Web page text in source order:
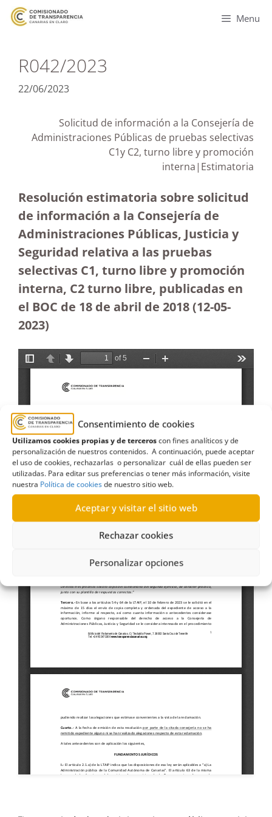
Consentimiento de cookies
Utilizamos cookies propias y de terceroscon fines analíticos y de
personalización de nuestros contenidos. A continuación, puede aceptar
el uso de cookies, rechazarlas o personalizar cuál de ellas pueden ser
utilizadas. Para editar sus preferencias o tener más información, visite
nuestra Política de cookiesde nuestro sitio web.
Aceptar y visitar el sitio web
Rechazar cookies
Personalizar opciones
Menu
R042/2023
22/06/2023
Solicitud de información a la Consejería de
Administraciones Públicas de pruebas selectivas
C1y C2, turno libre y promoción
interna|Estimatoria
Resolución estimatoria sobre solicitud
de información a la Consejería de
Administraciones Públicas, Justicia y
Seguridad relativa a las pruebas
selectivas C1, turno libre y promoción
interna, C2 turno libre, publicadas en
el BOC de 18 de abril de 2018(12-05-
2023)